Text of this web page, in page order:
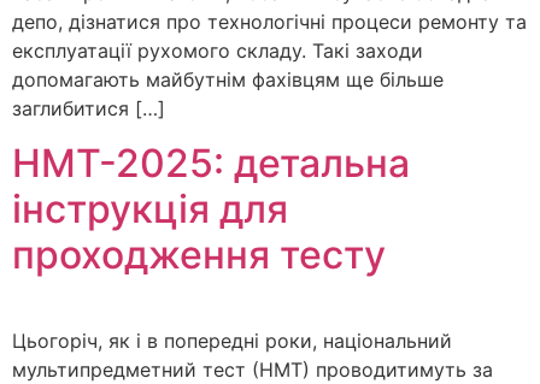
депо, дізнатися про технологічні процеси ремонту та
експлуатації рухомого складу. Такі заходи
допомагають майбутнім фахівцям ще більше
заглибитися […]
НМТ-2025: детальна
інструкція для
проходження тесту
Цьогоріч, як і в попередні роки, національний
мультипредметний тест (НМТ) проводитимуть за